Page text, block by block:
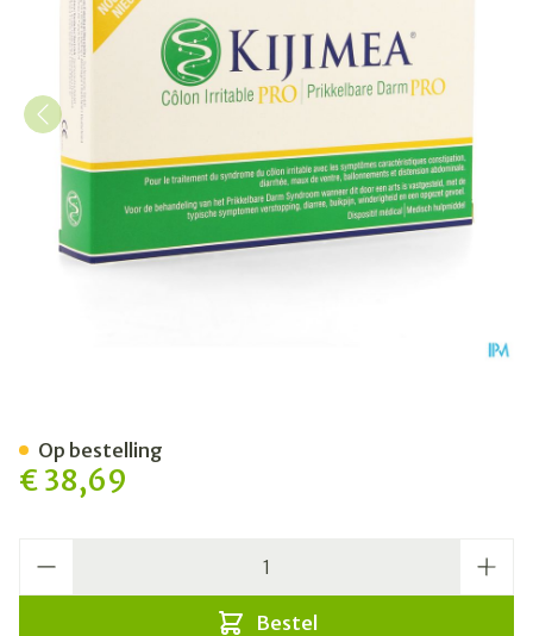
€ 38,69
Bestel
Op bestelling